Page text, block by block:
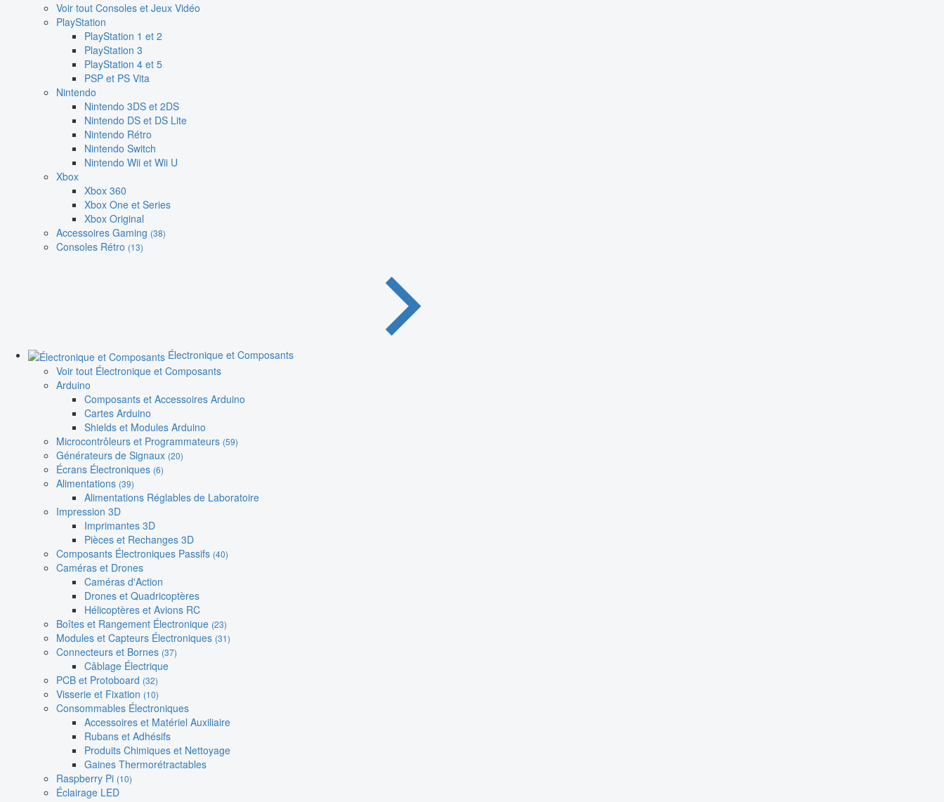
Voir tout Consoles et Jeux Vidéo
PlayStation
PlayStation 1 et 2
PlayStation 3
PlayStation 4 et 5
PSP et PS Vita
Nintendo
Nintendo 3DS et 2DS
Nintendo DS et DS Lite
Nintendo Rétro
Nintendo Switch
Nintendo Wii et Wii U
Xbox
Xbox 360
Xbox One et Series
Xbox Original
Accessoires Gaming (38)
Consoles Rétro (13)
Électronique et Composants
Voir tout Électronique et Composants
Arduino
Composants et Accessoires Arduino
Cartes Arduino
Shields et Modules Arduino
Microcontrôleurs et Programmateurs (59)
Générateurs de Signaux (20)
Écrans Électroniques (6)
Alimentations (39)
Alimentations Réglables de Laboratoire
Impression 3D
Imprimantes 3D
Pièces et Rechanges 3D
Composants Électroniques Passifs (40)
Caméras et Drones
Caméras d'Action
Drones et Quadricoptères
Hélicoptères et Avions RC
Boîtes et Rangement Électronique (23)
Modules et Capteurs Électroniques (31)
Connecteurs et Bornes (37)
Câblage Électrique
PCB et Protoboard (32)
Visserie et Fixation (10)
Consommables Électroniques
Accessoires et Matériel Auxiliaire
Rubans et Adhésifs
Produits Chimiques et Nettoyage
Gaines Thermorétractables
Raspberry Pi (10)
Éclairage LED